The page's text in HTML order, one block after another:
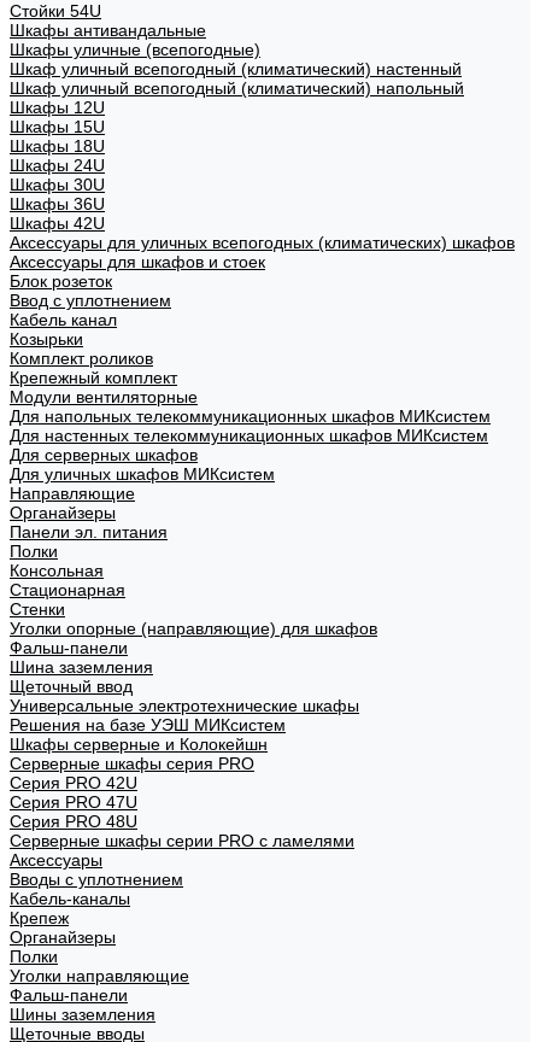
Стойки 54U
Шкафы антивандальные
Шкафы уличные (всепогодные)
Шкаф уличный всепогодный (климатический) настенный
Шкаф уличный всепогодный (климатический) напольный
Шкафы 12U
Шкафы 15U
Шкафы 18U
Шкафы 24U
Шкафы 30U
Шкафы 36U
Шкафы 42U
Аксессуары для уличных всепогодных (климатических) шкафов
Аксессуары для шкафов и стоек
Блок розеток
Ввод с уплотнением
Кабель канал
Козырьки
Комплект роликов
Крепежный комплект
Модули вентиляторные
Для напольных телекоммуникационных шкафов МИКсистем
Для настенных телекоммуникационных шкафов МИКсистем
Для серверных шкафов
Для уличных шкафов МИКсистем
Направляющие
Органайзеры
Панели эл. питания
Полки
Консольная
Стационарная
Стенки
Уголки опорные (направляющие) для шкафов
Фальш-панели
Шина заземления
Щеточный ввод
Универсальные электротехнические шкафы
Решения на базе УЭШ МИКсистем
Шкафы серверные и Колокейшн
Серверные шкафы серия PRO
Серия PRO 42U
Серия PRO 47U
Серия PRO 48U
Серверные шкафы серии PRO с ламелями
Аксессуары
Вводы с уплотнением
Кабель-каналы
Крепеж
Органайзеры
Полки
Уголки направляющие
Фальш-панели
Шины заземления
Щеточные вводы